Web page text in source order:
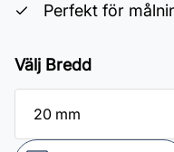
Perfekt för
Välj Bredd